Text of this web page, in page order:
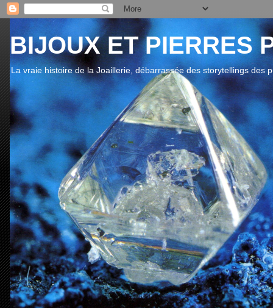
BIJOUX ET PIERRES
La vraie histoire de la Joaillerie, débarrassée des storytellings des